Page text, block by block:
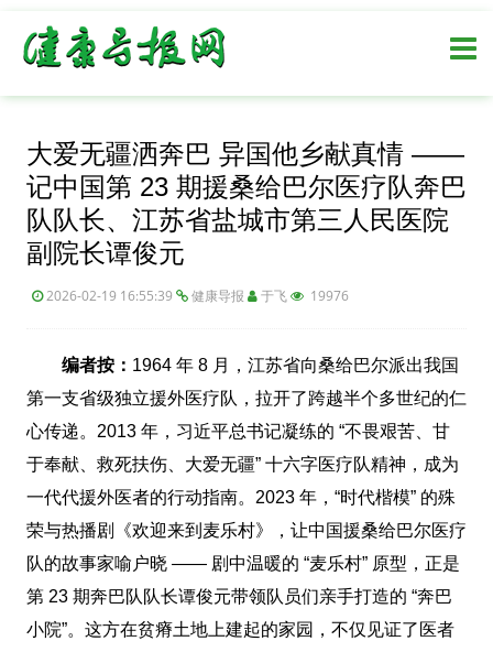
大爱无疆洒奔巴 异国他乡献真情 ——
记中国第 23 期援桑给巴尔医疗队奔巴
队队长、江苏省盐城市第三人民医院
副院长谭俊元
2026-02-19 16:55:39 健康导报 于飞 19976
编者按： 1964 年 8 月，江苏省向桑给巴尔派出我国
第一支省级独立援外医疗队，拉开了跨越半个多世纪的仁
心传递。2013 年，习近平总书记凝练的 “不畏艰苦、甘
于奉献、救死扶伤、大爱无疆” 十六字医疗队精神，成为
一代代援外医者的行动指南。2023 年，“时代楷模” 的殊
荣与热播剧《欢迎来到麦乐村》，让中国援桑给巴尔医疗
队的故事家喻户晓 —— 剧中温暖的 “麦乐村” 原型，正是
第 23 期奔巴队队长谭俊元带领队员们亲手打造的 “奔巴
小院”。这方在贫瘠土地上建起的家园，不仅见证了医者